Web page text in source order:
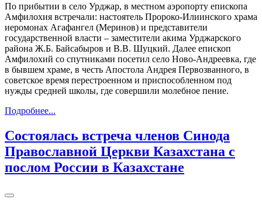
По прибытии в село Урджар, в местном аэропорту епископа
Амфилохия встречали: настоятель Пророко-Илиинского храма
иеромонах Агафангел (Меринов) и представители
государственной власти – заместители акима Урджарского
района Ж.Б. Байсабыров и В.В. Шуцкий. Далее епископ
Амфилохий со спутниками посетил село Ново-Андреевка, где
в бывшем храме, в честь Апостола Андрея Первозванного, в
советское время перестроенном и приспособленном под
нужды средней школы, где совершили молебное пение.
Подробнее...
Состоялась встреча членов Синода
Православной Церкви Казахстана с
послом России в Казахстане